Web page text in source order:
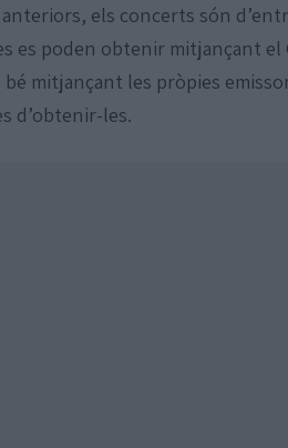
els concerts són
es poden obtenir mitjançant el
mitjançant les pròpies
d’obtenir-les.